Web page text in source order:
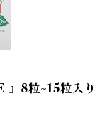
』8粒~15粒入り